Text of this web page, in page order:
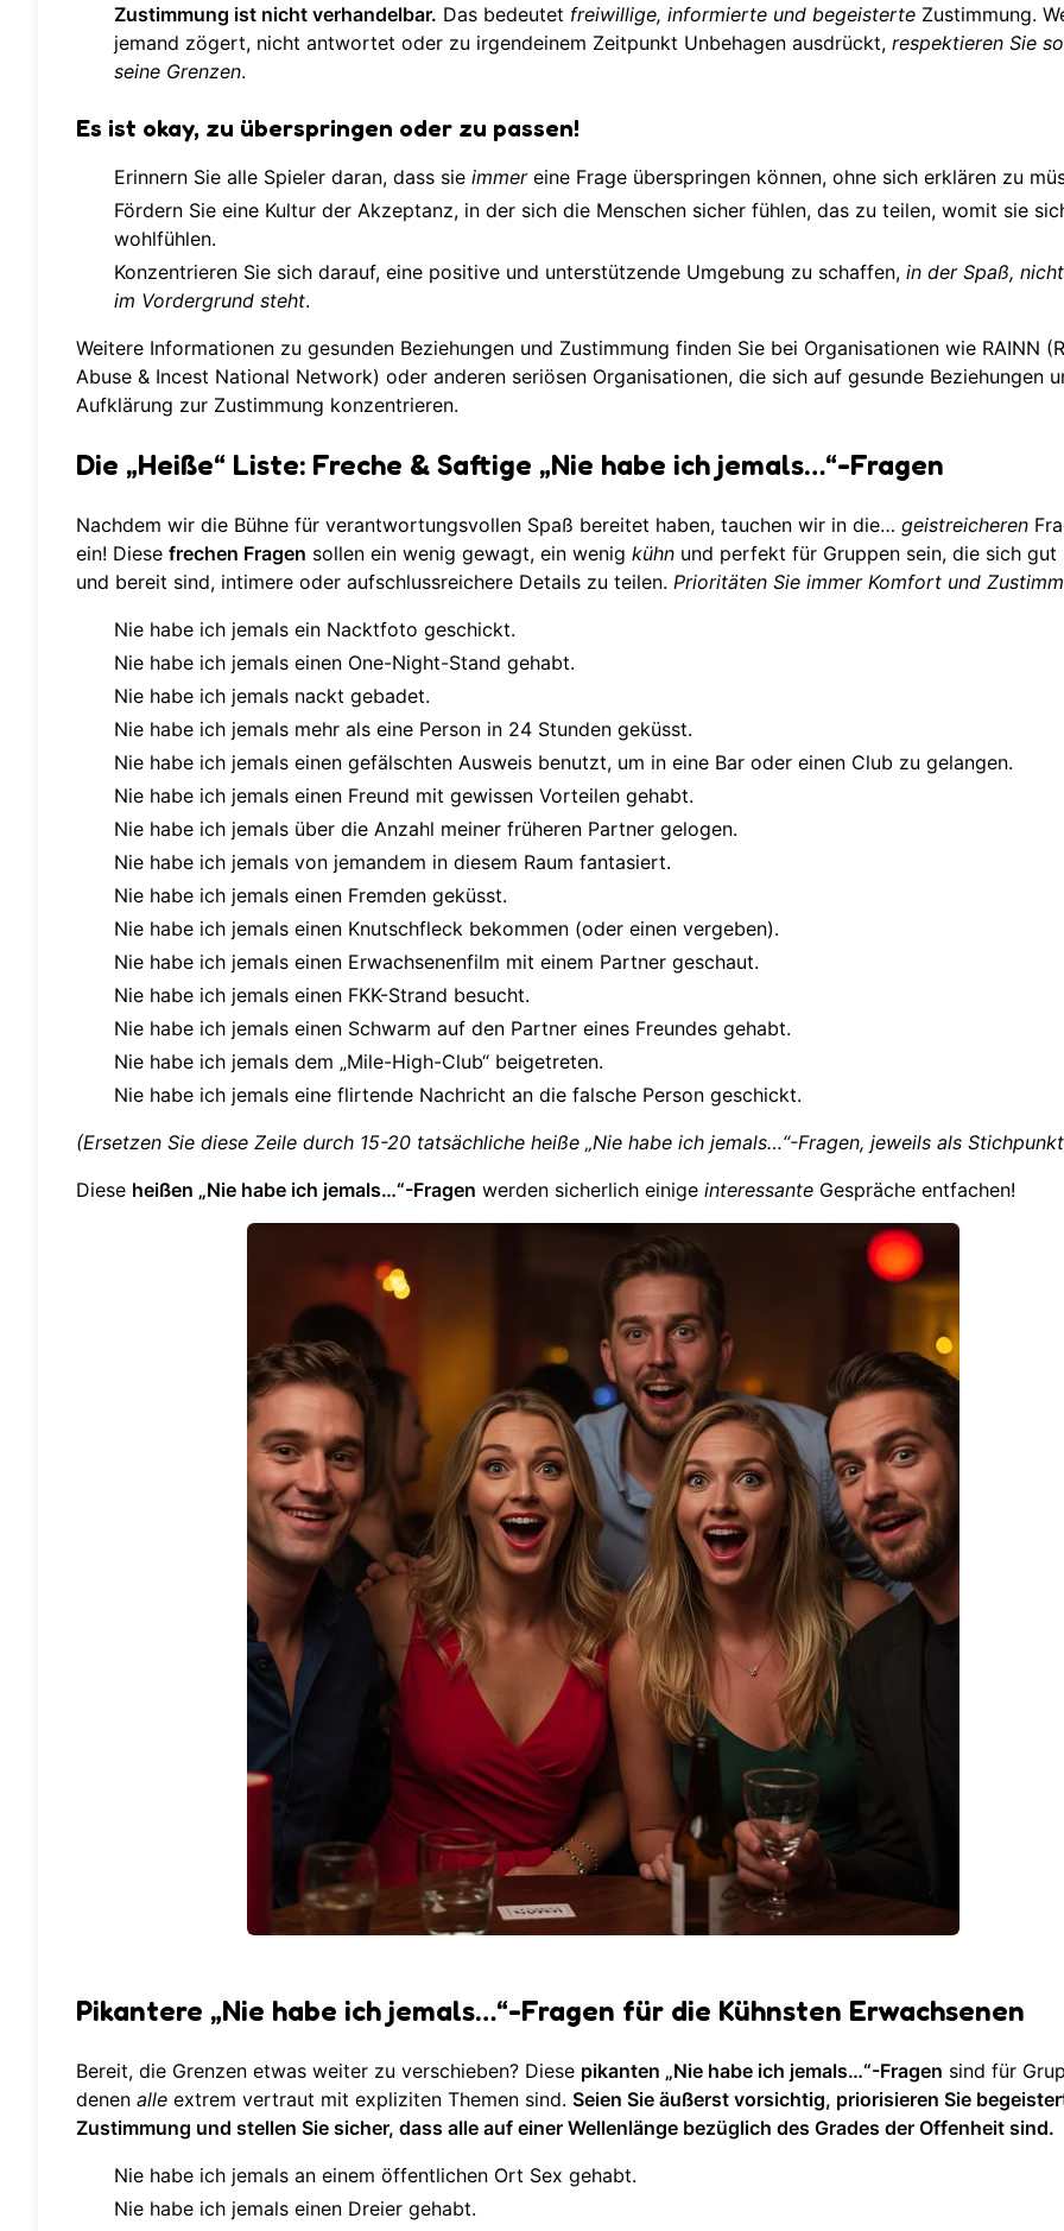
Zustimmung ist nicht verhandelbar. Das bedeutet freiwillige, informierte und begeisterte Zustimmung.
jemand zögert, nicht antwortet oder zu irgendeinem Zeitpunkt Unbehagen ausdrückt, respektieren Sie
seine Grenzen.
Es ist okay, zu überspringen oder zu passen!
Erinnern Sie alle Spieler daran, dass sie immereine Frage überspringen können, ohne sich erklären zu
Fördern Sie eine Kultur der Akzeptanz, in der sich die Menschen sicher fühlen, das zu teilen, womit sie
wohlfühlen.
Konzentrieren Sie sich darauf, eine positive und unterstützende Umgebung zu schaffen, in der Spaß,
im Vordergrund steht.
Weitere Informationen zu gesunden Beziehungen und Zustimmung finden Sie bei Organisationen wie RAINN
Abuse & Incest National Network) oder anderen seriösen Organisationen, die sich auf gesunde Beziehungen
Aufklärung zur Zustimmung konzentrieren.
Die „Heiße“ Liste: Freche & Saftige „Nie habe ich jemals…“-Fragen
Nachdem wir die Bühne für verantwortungsvollen Spaß bereitet haben, tauchen wir in die… geistreicheren
ein! Diese frechen Fragen sollen ein wenig gewagt, ein wenig kühn und perfekt für Gruppen sein, die sich gut
und bereit sind, intimere oder aufschlussreichere Details zu teilen. Prioritäten Sie immer Komfort und
Nie habe ich jemals ein Nacktfoto geschickt.
Nie habe ich jemals einen One-Night-Stand gehabt.
Nie habe ich jemals nackt gebadet.
Nie habe ich jemals mehr als eine Person in 24 Stunden geküsst.
Nie habe ich jemals einen gefälschten Ausweis benutzt, um in eine Bar oder einen Club zu gelangen.
Nie habe ich jemals einen Freund mit gewissen Vorteilen gehabt.
Nie habe ich jemals über die Anzahl meiner früheren Partner gelogen.
Nie habe ich jemals von jemandem in diesem Raum fantasiert.
Nie habe ich jemals einen Fremden geküsst.
Nie habe ich jemals einen Knutschfleck bekommen (oder einen vergeben).
Nie habe ich jemals einen Erwachsenenfilm mit einem Partner geschaut.
Nie habe ich jemals einen FKK-Strand besucht.
Nie habe ich jemals einen Schwarm auf den Partner eines Freundes gehabt.
Nie habe ich jemals dem „Mile-High-Club“ beigetreten.
Nie habe ich jemals eine flirtende Nachricht an die falsche Person geschickt.
(Ersetzen Sie diese Zeile durch 15-20 tatsächliche heiße „Nie habe ich jemals…“-Fragen, jeweils als
Diese heißen „Nie habe ich jemals…“-Fragen werden sicherlich einige interessante Gespräche entfachen!
Pikantere „Nie habe ich jemals…“-Fragen für die Kühnsten Erwachsenen
Bereit, die Grenzen etwas weiter zu verschieben? Diese pikanten „Nie habe ich jemals…“-Fragen sind für
denen alle extrem vertraut mit expliziten Themen sind. Seien Sie äußerst vorsichtig, priorisieren Sie
Zustimmung und stellen Sie sicher, dass alle auf einer Wellenlänge bezüglich des Grades der Offenheit sind.
Nie habe ich jemals an einem öffentlichen Ort Sex gehabt.
Nie habe ich jemals einen Dreier gehabt.